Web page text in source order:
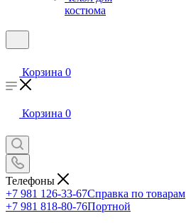
костюма
Корзина 0
Корзина 0
Телефоны
+7 981 126-33-67Справка по товарам
+7 981 818-80-76Портной